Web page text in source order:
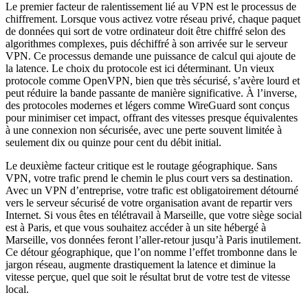
Le premier facteur de ralentissement lié au VPN est le processus de
chiffrement. Lorsque vous activez votre réseau privé, chaque paquet
de données qui sort de votre ordinateur doit être chiffré selon des
algorithmes complexes, puis déchiffré à son arrivée sur le serveur
VPN. Ce processus demande une puissance de calcul qui ajoute de
la latence. Le choix du protocole est ici déterminant. Un vieux
protocole comme OpenVPN, bien que très sécurisé, s’avère lourd et
peut réduire la bande passante de manière significative. À l’inverse,
des protocoles modernes et légers comme WireGuard sont conçus
pour minimiser cet impact, offrant des vitesses presque équivalentes
à une connexion non sécurisée, avec une perte souvent limitée à
seulement dix ou quinze pour cent du débit initial.
Le deuxième facteur critique est le routage géographique. Sans
VPN, votre trafic prend le chemin le plus court vers sa destination.
Avec un VPN d’entreprise, votre trafic est obligatoirement détourné
vers le serveur sécurisé de votre organisation avant de repartir vers
Internet. Si vous êtes en télétravail à Marseille, que votre siège social
est à Paris, et que vous souhaitez accéder à un site hébergé à
Marseille, vos données feront l’aller-retour jusqu’à Paris inutilement.
Ce détour géographique, que l’on nomme l’effet trombonne dans le
jargon réseau, augmente drastiquement la latence et diminue la
vitesse perçue, quel que soit le résultat brut de votre test de vitesse
local.